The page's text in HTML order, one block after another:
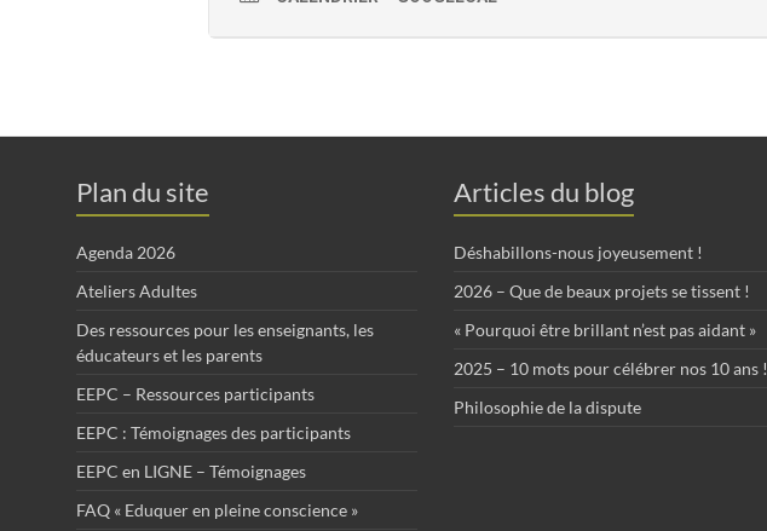
Plan du site
Agenda 2026
Ateliers Adultes
Des ressources pour les enseignants, les
éducateurs et les parents
EEPC – Ressources participants
EEPC : Témoignages des participants
EEPC en LIGNE – Témoignages
FAQ « Eduquer en pleine conscience »
Articles du blog
Déshabillons-nous joyeusement !
2026 – Que de beaux projets se tissent !
« Pourquoi être brillant n’est pas aidant »
2025 – 10 mots pour célébrer nos 10 ans !
Philosophie de la dispute